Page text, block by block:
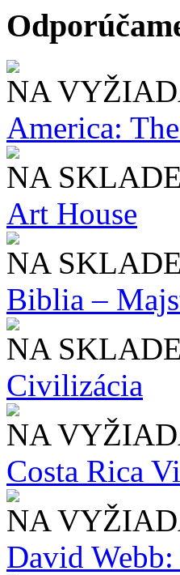
NA
America:
NA SKLADE
Art House
NA SKLADE
Biblia –
NA SKLADE
Civilizácia
NA
Costa Rica
NA
David